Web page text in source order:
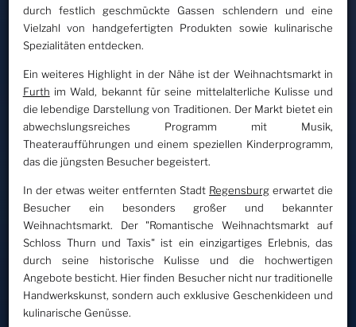
durch festlich geschmückte Gassen schlendern und eine
Vielzahl von handgefertigten Produkten sowie kulinarische
Spezialitäten entdecken.
Ein weiteres Highlight in der Nähe ist der Weihnachtsmarkt in
Furth im Wald, bekannt für seine mittelalterliche Kulisse und
die lebendige Darstellung von Traditionen. Der Markt bietet ein
abwechslungsreiches Programm mit Musik,
Theateraufführungen und einem speziellen Kinderprogramm,
das die jüngsten Besucher begeistert.
In der etwas weiter entfernten Stadt Regensburg erwartet die
Besucher ein besonders großer und bekannter
Weihnachtsmarkt. Der "Romantische Weihnachtsmarkt auf
Schloss Thurn und Taxis" ist ein einzigartiges Erlebnis, das
durch seine historische Kulisse und die hochwertigen
Angebote besticht. Hier finden Besucher nicht nur traditionelle
Handwerkskunst, sondern auch exklusive Geschenkideen und
kulinarische Genüsse.